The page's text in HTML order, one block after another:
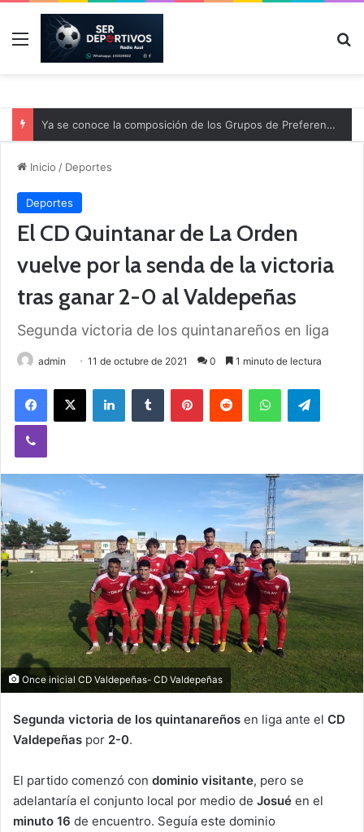
Menú
Ya se conoce la composición de los Grupos de Preferente y el calendario
Inicio / Deportes
Deportes
El CD Quintanar de La Orden
vuelve por la senda de la victoria
tras ganar 2-0 al Valdepeñas
Segunda victoria de los quintanareños en liga
admin 11 de octubre de 2021 0 1 minuto de lectura
Once inicial CD Valdepeñas- CD Valdepeñas
Segunda victoria de los quintanareños en liga ante el CD
Valdepeñas por 2-0.
El partido comenzó con dominio visitante, pero se
adelantaría el conjunto local por medio de Josué en el
minuto 16 de encuentro. Seguía este dominio